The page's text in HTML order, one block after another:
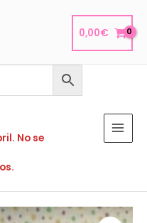
0,00€
No se